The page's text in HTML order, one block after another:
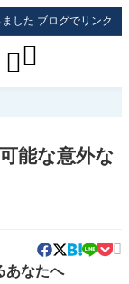
した ブログでリンク

能な意外な

あなたへ